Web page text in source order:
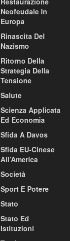
Neofeudale In
Europa
Rinascita Del
Nazismo
Ritorno Della
Strategia Della
Tensione
Salute
Scienza Applicata
Ed Economia
Sfida A Davos
Sfida EU-Cinese
All’America
Società
Sport E Potere
Stato
Stato Ed
Istituzioni